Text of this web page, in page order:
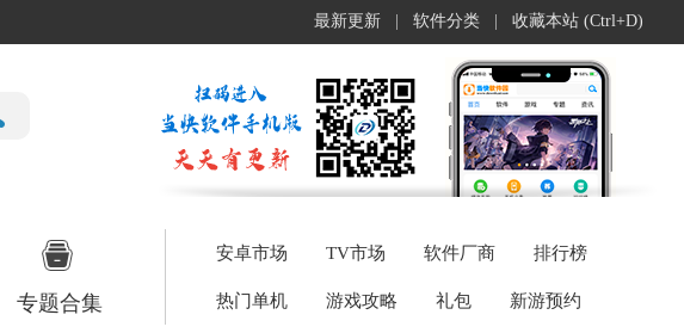
最新更新 软件分类 收藏本站 (Ctrl+D)
专题合集
安卓市场 TV市场 软件厂商 排行榜
热门单机 游戏攻略 礼包 新游预约